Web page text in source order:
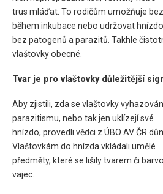
trus mláďat. To rodičům umožňuje
během inkubace nebo udržovat hnízdo
bez patogenů a parazitů. Takhle
vlaštovky obecné.
Tvar je pro vlaštovky důležitější
Aby zjistili, zda se vlaštovky
parazitismu, nebo tak jen uklízejí své
hnízdo, provedli vědci z ÚBO AV ČR
Vlaštovkám do hnízda vkládali umělé
předměty, které se lišily tvarem či
vajec.